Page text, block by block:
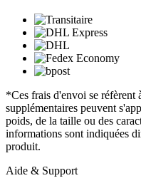
*Ces frais d'envoi se réfèrent
supplémentaires peuvent
poids, de la taille ou des
informations sont indiquées
produit.
Aide & Support